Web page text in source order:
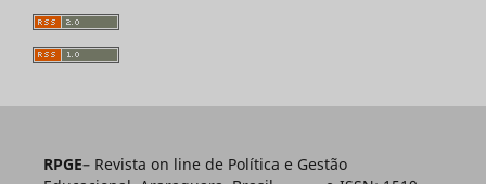
RPGE– Revista on line de Política e Gestão